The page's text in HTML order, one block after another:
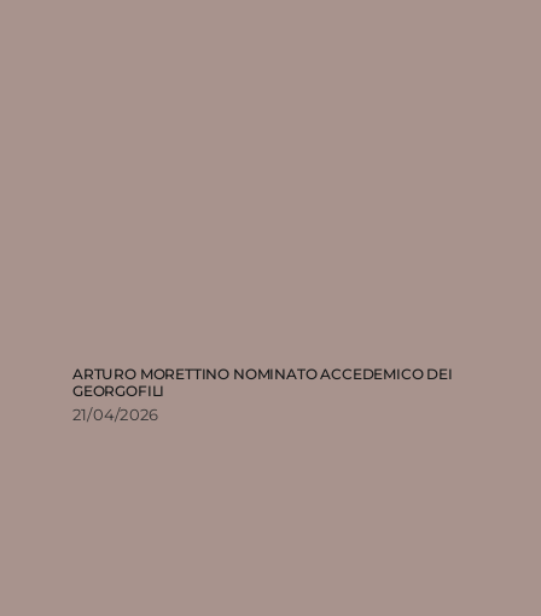
ARTURO MORETTINO NOMINATO ACCEDEMICO DEI
GEORGOFILI
21/04/2026